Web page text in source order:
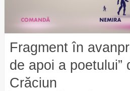
Fragment în
de apoi a poetului”
Crăciun